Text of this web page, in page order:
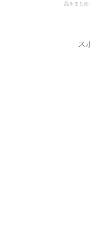
品をまとめ
ス